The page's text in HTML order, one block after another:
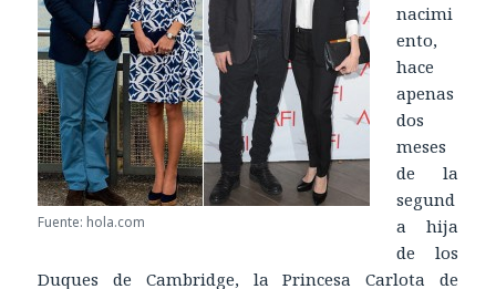
Fuente: hola.com
nacimi
ento,
hace
apenas
dos
meses
de la
segund
a hija
de los
Duques de Cambridge, la Princesa Carlota de